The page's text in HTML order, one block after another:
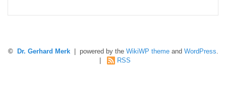
© Dr. Gerhard Merk| powered by the WikiWP themeand WordPress.
RSS